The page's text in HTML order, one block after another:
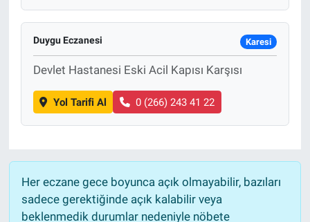
Duygu Eczanesi Karesi
Devlet Hastanesi Eski Acil Kapısı Karşısı
Yol Tarifi Al 0 (266) 243 41 22
Her eczane gece boyunca açık olmayabilir, bazıları
sadece gerektiğinde açık kalabilir veya
beklenmedik durumlar nedeniyle nöbete
Ramazan